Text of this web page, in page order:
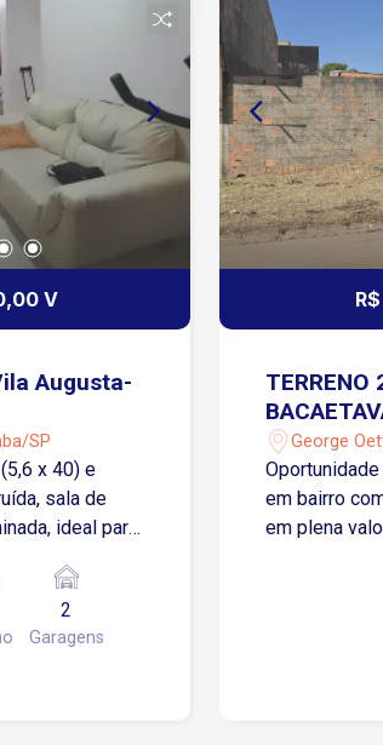
V
Augusta-
SP
x 40) e
de
ideal para
ambiente
momentos
2
Garagens
TERRENO
George
Iperó/SP
em bairro
em plena
região
Diferenciais:
luz e